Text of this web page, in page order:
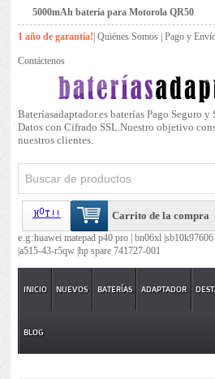
5000mAh batería para Motorola QR50
1 año de garantía! |Quiénes Somos |Pago y
Contáctenos
Bateríasadaptador.es baterías Pago Seguro
Datos con Cifrado SSL.Nuestro objetivo
nuestros clientes.
Carrito de la compra
e.g:huawei matepad p40 pro |bn06xl |sb10k97606
|a515-43-r5qw |hp spare 741727-001
INICIO NUEVOS BATERÍAS ADAPTADOR
BLOG